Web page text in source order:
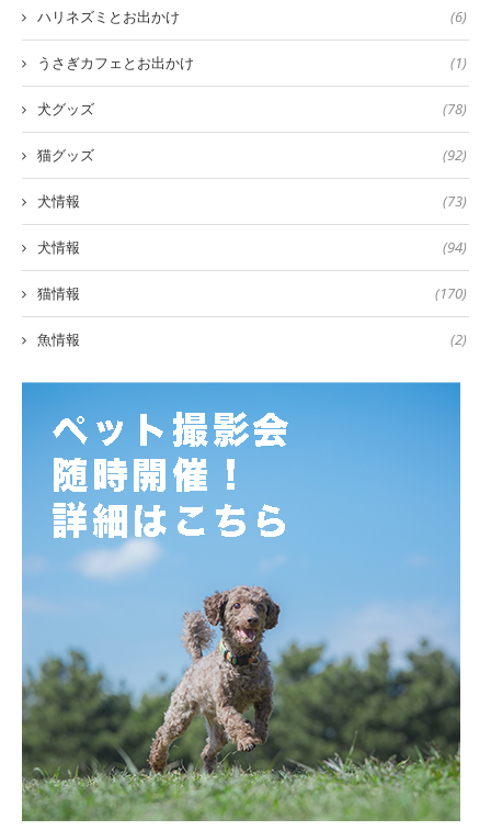
ハリネズミとお出かけ (6)
うさぎカフェとお出かけ (1)
犬グッズ (78)
猫グッズ (92)
犬情報 (73)
犬情報 (94)
猫情報 (170)
魚情報 (2)